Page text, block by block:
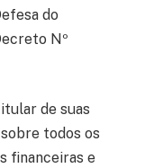
do
Nº
de suas
todos os
financeiras e